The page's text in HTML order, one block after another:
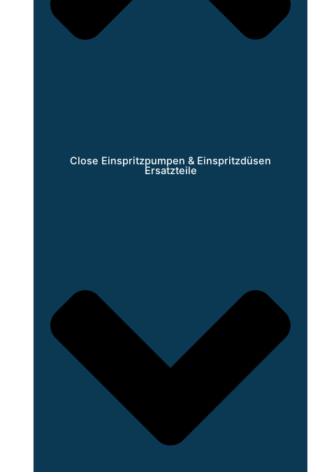
Close Einspritzpumpen & Einspritzdüsen
Ersatzteile